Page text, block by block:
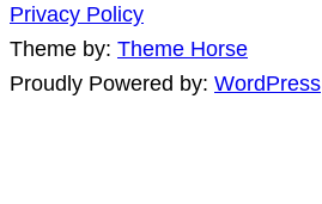
Privacy Policy
Theme by: Theme Horse
Proudly Powered by: WordPress